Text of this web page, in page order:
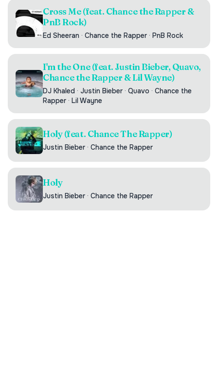
Cross Me (feat. Chance the Rapper &
PnB Rock)
Ed Sheeran · Chance the Rapper · PnB Rock
I'm the One (feat. Justin Bieber, Quavo,
Chance the Rapper & Lil Wayne)
DJ Khaled · Justin Bieber · Quavo · Chance the
Rapper · Lil Wayne
Holy (feat. Chance The Rapper)
Justin Bieber · Chance the Rapper
Holy
Justin Bieber · Chance the Rapper